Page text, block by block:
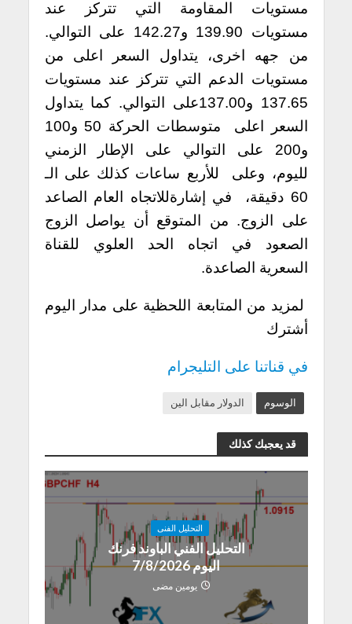
مستويات المقاومة التي تتركز عند
مستويات 139.90 و142.27 على التوالي.
من جهه اخرى، يتداول السعر اعلى من
مستويات الدعم التي تتركز عند مستويات
137.65 و137.00على التوالي. كما يتداول
السعر اعلى متوسطات الحركة 50 و100
و200 على التوالي على الإطار الزمني
لليوم، وعلى للأربع ساعات كذلك على الـ
60 دقيقة، في إشارةللاتجاه العام الصاعد
على الزوج. من المتوقع أن يواصل الزوج
الصعود في اتجاه الحد العلوي للقناة
السعرية الصاعدة.
لمزيد من المتابعة اللحظية على مدار اليوم
أشترك
في قناتنا على التليجرام
الوسوم الدولار مقابل الين
قد يعجبك كذلك
التحليل الفنى
التحليل الفني الباوند فرنك
اليوم 7/8/2026
يومين مضى